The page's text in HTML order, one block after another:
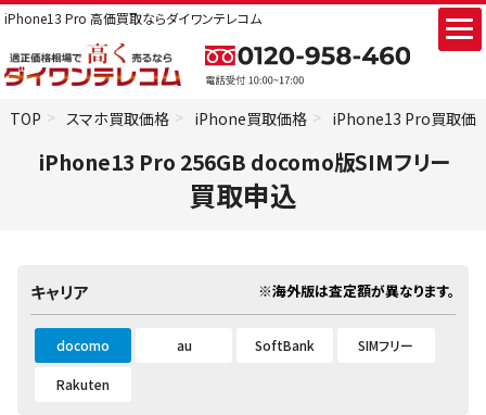
iPhone13 Pro 高価買取ならダイワンテレコム
TOP スマホ買取価格 iPhone買取価格 iPhone13 Pro買取価
iPhone13 Pro 256GB docomo版SIMフリー
買取申込
キャリア ※海外版は査定額が異なります。
docomo au SoftBank SIMフリー
Rakuten